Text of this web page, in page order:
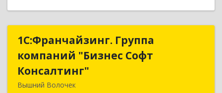
1С:Франчайзинг. Группа
компаний "Бизнес Софт
Консалтинг"
Вышний Волочек
1С:Франчайзинг. Группа
компаний "Бизнес Софт